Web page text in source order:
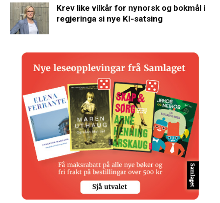
Krev like vilkår for nynorsk og bokmål i
regjeringa si nye KI-satsing